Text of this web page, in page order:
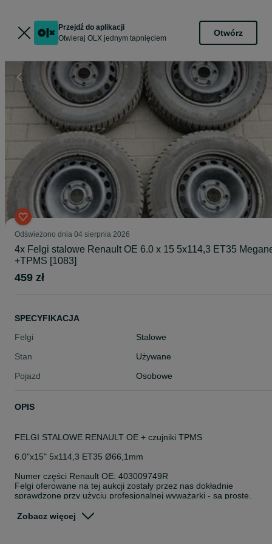
Przejdź do aplikacji
Otwieraj OLX jednym tapnięciem
Otwórz
Odświeżono dnia 04 sierpnia 2026
4x Felgi stalowe Renault OE 6.0 x 15 5x114,3 ET35
+TPMS [1083]
459 zł
SPECYFIKACJA
Felgi
Stalowe
Stan
Używane
Pojazd
Osobowe
OPIS
FELGI STALOWE RENAULT OE + czujniki TPMS
6.0"x15" 5x114,3 ET35 Ø66,1mm
Numer części Renault OE: 403009749R
Felgi oferowane na tej aukcji zostały przez nas dokładnie
sprawdzone przy użyciu profesjonalnej wyważarki - są proste.
Zobacz więcej